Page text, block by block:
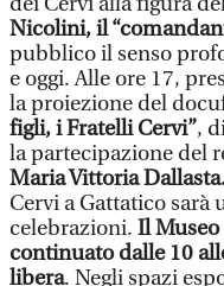
Nicolini, il
pubblico il senso
e oggi. Alle ore 17,
la proiezione del
figli, i Fratelli Cervi”,
la partecipazione del
Maria Vittoria
Cervi a Gattatico
celebrazioni. Il Museo
continuato dalle 10
libera. Negli spazi